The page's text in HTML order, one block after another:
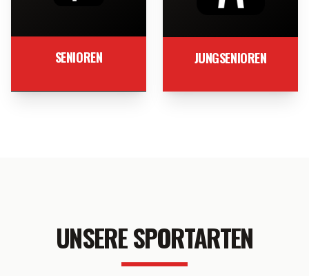
SENIOREN JUNGSENIOREN
UNSERE SPORTARTEN